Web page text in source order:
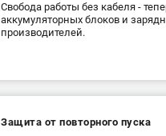
Свобода работы без кабеля -
аккумуляторных блоков и
производителей.
Защита от повторного пуска